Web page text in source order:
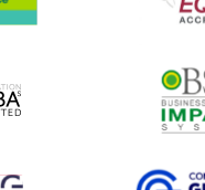
IMAGE